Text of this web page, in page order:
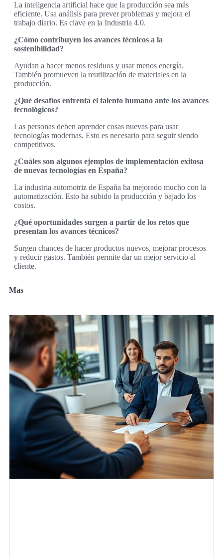
La inteligencia artificial hace que la producción sea más
eficiente. Usa análisis para prever problemas y mejora el
trabajo diario. Es clave en la Industria 4.0.
¿Cómo contribuyen los avances técnicos a la
sostenibilidad?
Ayudan a hacer menos residuos y usar menos energía.
También promueven la reutilización de materiales en la
producción.
¿Qué desafíos enfrenta el talento humano ante los avances
tecnológicos?
Las personas deben aprender cosas nuevas para usar
tecnologías modernas. Esto es necesario para seguir siendo
competitivos.
¿Cuáles son algunos ejemplos de implementación exitosa
de nuevas tecnologías en España?
La industria automotriz de España ha mejorado mucho con la
automatización. Esto ha subido la producción y bajado los
costos.
¿Qué oportunidades surgen a partir de los retos que
presentan los avances técnicos?
Surgen chances de hacer productos nuevos, mejorar procesos
y reducir gastos. También permite dar un mejor servicio al
cliente.
Mas